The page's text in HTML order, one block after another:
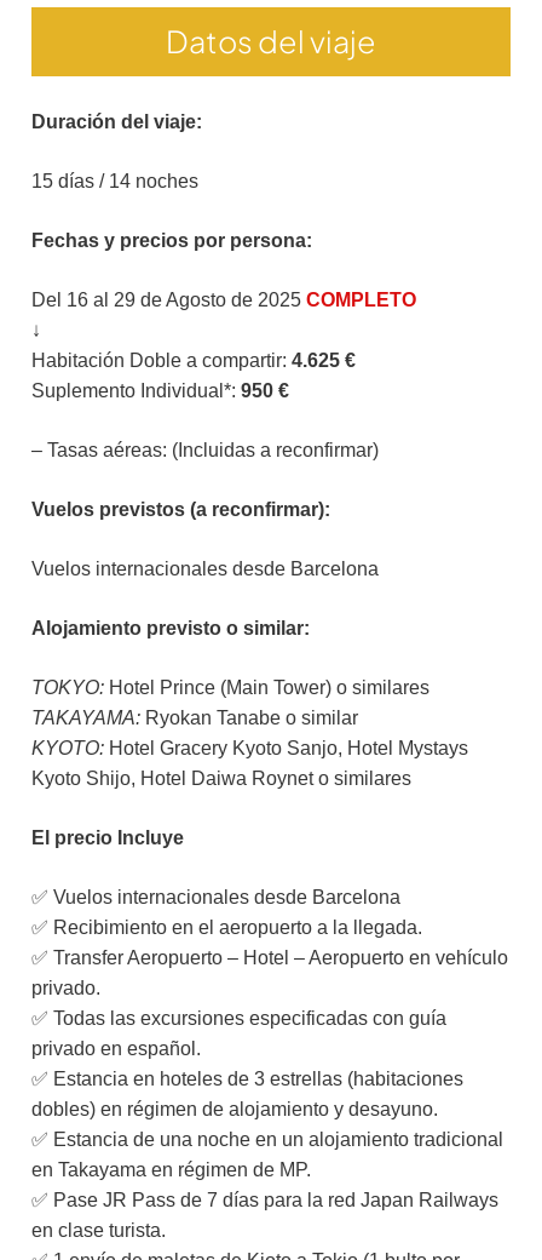
Datos del viaje
Duración del viaje:
15 días / 14 noches
Fechas y precios por persona:
Del 16 al 29 de Agosto de 2025 COMPLETO
↓
Habitación Doble a compartir: 4.625 €
Suplemento Individual*: 950 €
– Tasas aéreas: (Incluidas a reconfirmar)
Vuelos previstos (a reconfirmar):
Vuelos internacionales desde Barcelona
Alojamiento previsto o similar:
TOKYO: Hotel Prince (Main Tower) o similares
TAKAYAMA: Ryokan Tanabe o similar
KYOTO: Hotel Gracery Kyoto Sanjo, Hotel Mystays
Kyoto Shijo, Hotel Daiwa Roynet o similares
El precio Incluye
✅ Vuelos internacionales desde Barcelona
✅ Recibimiento en el aeropuerto a la llegada.
✅ Transfer Aeropuerto – Hotel – Aeropuerto en vehículo
privado.
✅ Todas las excursiones especificadas con guía
privado en español.
✅ Estancia en hoteles de 3 estrellas (habitaciones
dobles) en régimen de alojamiento y desayuno.
✅ Estancia de una noche en un alojamiento tradicional
en Takayama en régimen de MP.
✅ Pase JR Pass de 7 días para la red Japan Railways
en clase turista.